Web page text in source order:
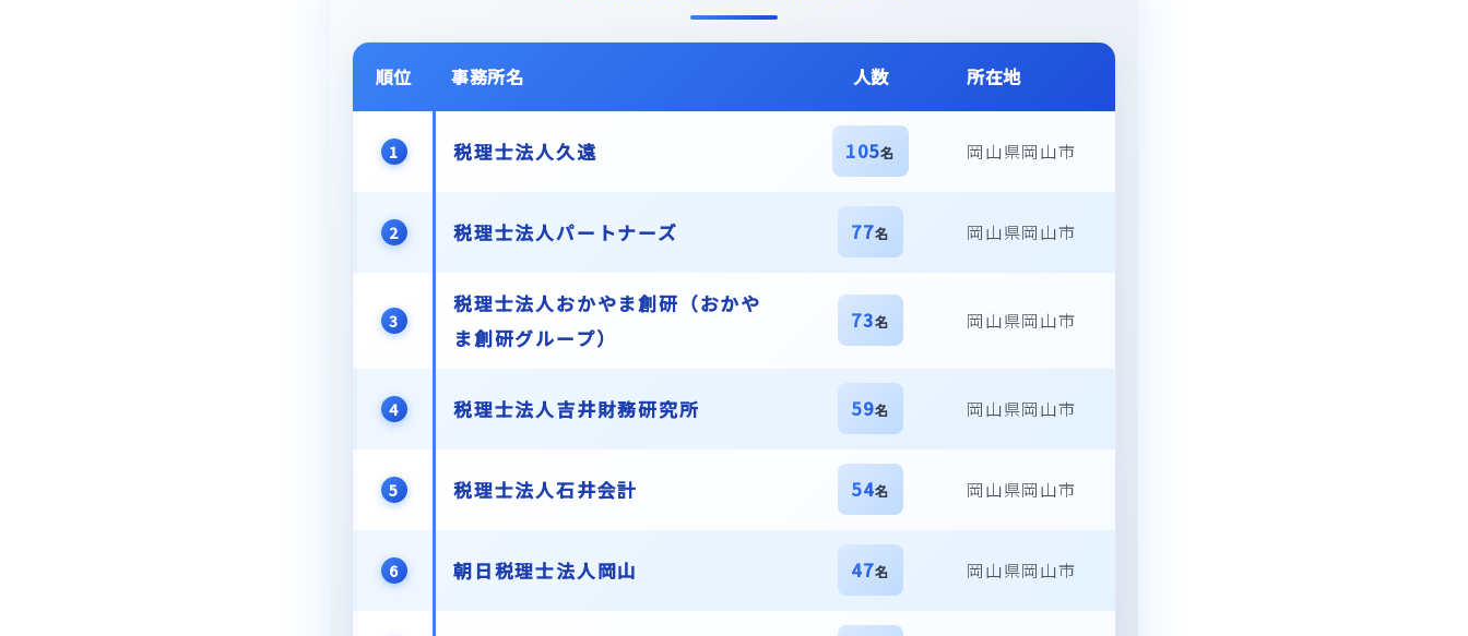
順位 事務所名 人数 所在地
1 税理士法人久遠 105名 岡山県岡山市
2 税理士法人パートナーズ 77名 岡山県岡山市
3
税理士法人おかやま創研（おかや
ま創研グループ）
73名 岡山県岡山市
4 税理士法人吉井財務研究所 59名 岡山県岡山市
5 税理士法人石井会計 54名 岡山県岡山市
6 朝日税理士法人岡山 47名 岡山県岡山市